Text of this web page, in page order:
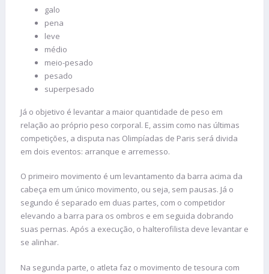
galo
pena
leve
médio
meio-pesado
pesado
superpesado
Já o objetivo é levantar a maior quantidade de peso em
relação ao próprio peso corporal. E, assim como nas últimas
competições, a disputa nas Olimpíadas de Paris será divida
em dois eventos: arranque e arremesso.
O primeiro movimento é um levantamento da barra acima da
cabeça em um único movimento, ou seja, sem pausas. Já o
segundo é separado em duas partes, com o competidor
elevando a barra para os ombros e em seguida dobrando
suas pernas. Após a execução, o halterofilista deve levantar e
se alinhar.
Na segunda parte, o atleta faz o movimento de tesoura com